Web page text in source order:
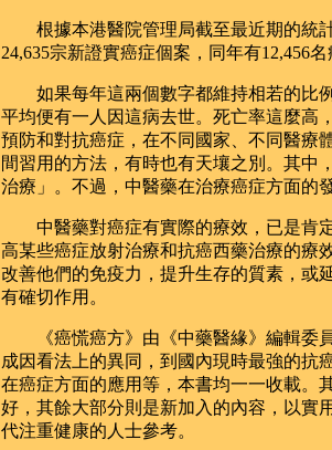
根據本港醫院管理局截至最近期的統計
24,635宗新證實癌症個案，同年有12,456
如果每年這兩個數字都維持相若的比例
平均便有一人因這病去世。死亡率這麼高
預防和對抗癌症，在不同國家、不同醫療
間習用的方法，有時也有天壤之別。其中
治療」。不過，中醫藥在治療癌症方面的
中醫藥對癌症有實際的療效，已是肯定
高某些癌症放射治療和抗癌西藥治療的療
改善他們的免疫力，提升生存的質素，或
有確切作用。
《癌慌癌方》由《中藥醫緣》編輯委員
成因看法上的異同，到國內現時最強的抗
在癌症方面的應用等，本書均一一收載。
好，其餘大部分則是新加入的內容，以實
代注重健康的人士參考。